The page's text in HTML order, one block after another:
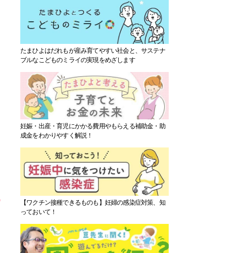
たまひよはだれもが産み育てやすい社会と、サステナ
ブルなこどものミライの実現をめざします
妊娠・出産・育児にかかる費用やもらえる補助金・助
成金をわかりやすく解説！
【ワクチン接種できるものも】妊婦の感染症対策、知
っておいて！